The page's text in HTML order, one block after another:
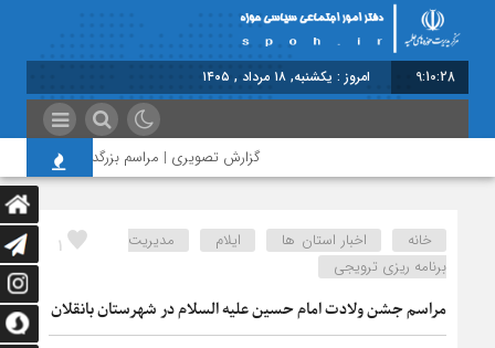
9:10:28 امروز : یکشنبه, ۱۸ مرداد , ۱۴۰۵
گزارش تصویری | مراسم بزرگداشت امام مجاهد
1 خانه اخبار استان ها ایلام
مدیریت
برنامه ریزی ترویجی
مراسم جشن ولادت امام حسین علیه السلام در شهرستان بانقلان